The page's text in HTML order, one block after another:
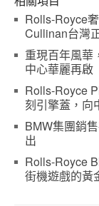
Rolls-Royce
Cullinan台灣
重現百年風華
中心華麗再啟
Rolls-Royce
刻引擎蓋，向
BMW集團銷
出
Rolls-Royce
街機遊戲的黃